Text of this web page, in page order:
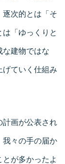
逐次的とは「そ
「ゆっくりと
な建物ではな
げていく仕組み
計画が公表され
我々の手の届か
が多かったよ